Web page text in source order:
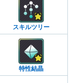
スキルツリー
特性結晶